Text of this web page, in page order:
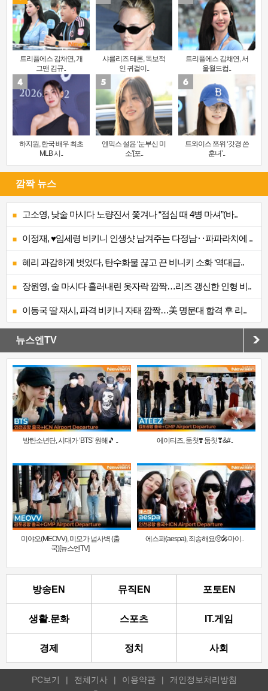
트리플에스 김채연, 개
그맨 김규..
샤를리즈 테론, 독보적
인 귀걸이..
트리플에스 김채연, 서
울월드컵..
하지원, 한국 배우 최초
MLB 시..
엔믹스 설윤 ‘눈부신 미
소’[포..
트와이스 쯔위 ‘갓경 쓴
훈녀’..
깜짝 뉴스
고소영, 낮술 마시다 노량진서 쫓겨나 “점심 때 4병 마셔”(바..
이정재, ♥임세령 비키니 인생샷 남겨주는 다정남‥파파라치에 ..
혜리 과감하게 벗었다, 탄수화물 끊고 끈 비니키 소화 ‘역대급..
장원영, 술 마시다 흘러내린 옷자락 깜짝…리즈 갱신한 인형 비..
이동국 딸 재시, 파격 비키니 자태 깜짝…美 명문대 합격 후 리..
뉴스엔TV
방탄소년단, 시대가 ‘BTS’ 원해🎵 .. 에이티즈, 둠칫❣️ 둠칫❣&#..
미야오(MEOVV), 미모가 넘사벽 (출
국)[뉴스엔TV]
에스파(aespa), 죄송해요🥺🎤마이..
방송EN 뮤직EN 포토EN
생활.문화 스포츠 IT.게임
경제 정치 사회
PC보기 | 전체기사 | 이용약관 | 개인정보처리방침